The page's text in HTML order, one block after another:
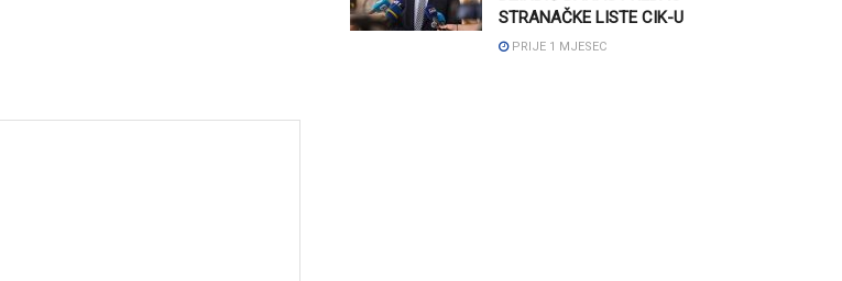
STRANAČKE LISTE CIK-U
PRIJE 1 MJESEC